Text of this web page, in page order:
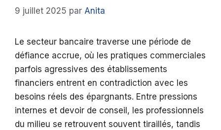
9 juillet 2025 par Anita
Le secteur bancaire traverse une période de
défiance accrue, où les pratiques commerciales
parfois agressives des établissements
financiers entrent en contradiction avec les
besoins réels des épargnants. Entre pressions
internes et devoir de conseil, les professionnels
du milieu se retrouvent souvent tiraillés, tandis